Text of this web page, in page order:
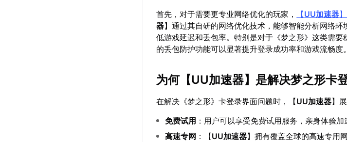
首先，对于需要更专业网络优化的玩家， 【UU加速器】
器】通过其自研的网络优化技术，能够智能分析网络
低游戏延迟和丢包率。特别是对于《梦之形》这类需要
的丢包防护功能可以显著提升登录成功率和游戏流畅度。
为何【UU加速器】是解决梦之形卡
在解决《梦之形》卡登录界面问题时，【UU加速器】
免费试用 ：用户可以享受免费试用服务，亲身体验
高速专网 ：【UU加速器】拥有覆盖全球的高速专用